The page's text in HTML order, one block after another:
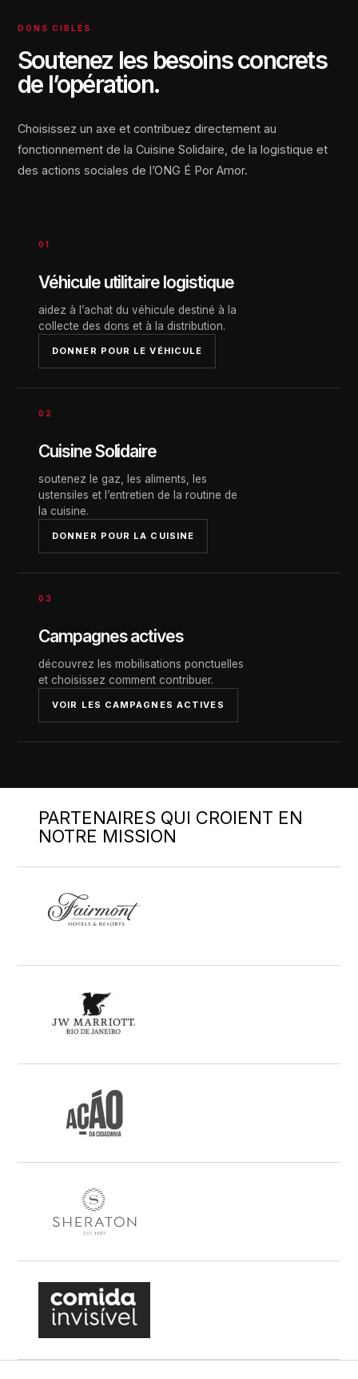
DONS CIBLÉS
Soutenez les besoins concrets
de l’opération.
Choisissez un axe et contribuez directement au
fonctionnement de la Cuisine Solidaire, de la logistique et
des actions sociales de l’ONG É Por Amor.
01
Véhicule utilitaire logistique
aidez à l’achat du véhicule destiné à la
collecte des dons et à la distribution.
DONNER POUR LE VÉHICULE
02
Cuisine Solidaire
soutenez le gaz, les aliments, les
ustensiles et l’entretien de la routine de
la cuisine.
DONNER POUR LA CUISINE
03
Campagnes actives
découvrez les mobilisations ponctuelles
et choisissez comment contribuer.
VOIR LES CAMPAGNES ACTIVES
PARTENAIRES QUI CROIENT EN
NOTRE MISSION